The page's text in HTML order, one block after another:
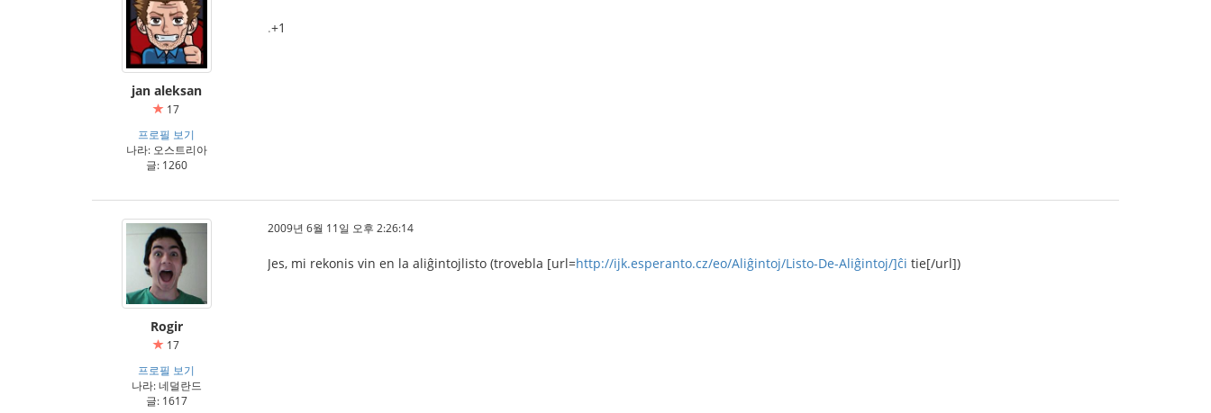
jan aleksan
17
프로필 보기
나라: 오스트리아
글: 1260
.+1
Rogir
17
프로필 보기
나라: 네덜란드
글: 1617
2009년 6월 11일 오후 2:26:14
Jes, mi rekonis vin en la aliĝintojlisto (trovebla [url=http://ijk.esperanto.cz/eo/Aliĝintoj/Listo-De-Aliĝintoj/]ĉi tie[/url])